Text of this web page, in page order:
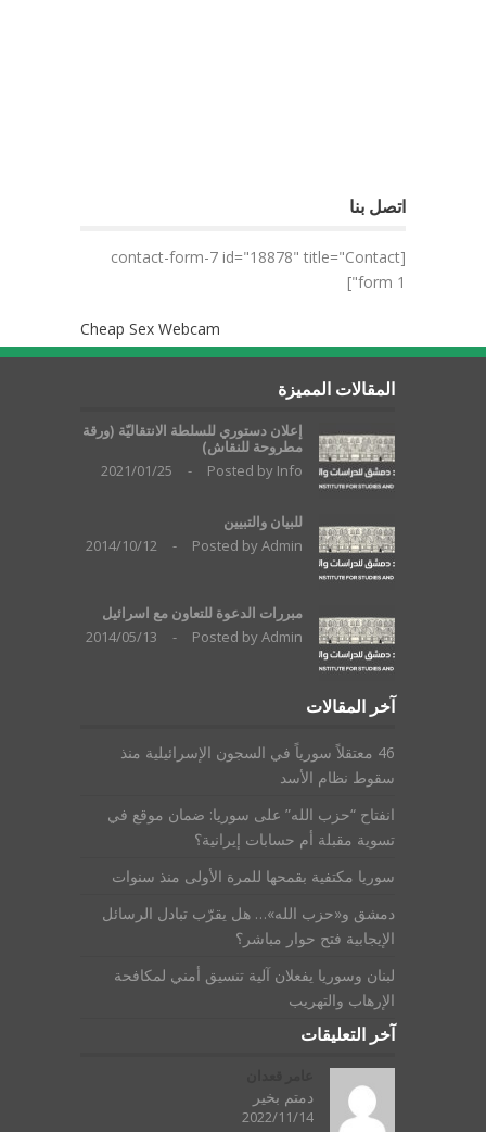
اتصل بنا
[contact-form-7 id="18878" title="Contact
form 1"]
Cheap Sex Webcam
المقالات المميزة
إعلان دستوري للسلطة الانتقاليّة (ورقة
مطروحة للنقاش)
Posted by Info
-
2021/01/25
للبيان والتبيين
Posted byAdmin
-
2014/10/12
مبررات الدعوة للتعاون مع اسرائيل
Posted byAdmin
-
2014/05/13
آخر المقالات
46 معتقلاً سورياً في السجون الإسرائيلية منذ
سقوط نظام الأسد
انفتاح “حزب الله” على سوريا: ضمان موقع في
تسوية مقبلة أم حسابات إيرانية؟
سوريا مكتفية بقمحها للمرة الأولى منذ سنوات
دمشق و«حزب الله»… هل يقرّب تبادل الرسائل
الإيجابية فتح حوار مباشر؟
لبنان وسوريا يفعلان آلية تنسيق أمني لمكافحة
الإرهاب والتهريب
آخر التعليقات
دمتم بخير
2022/11/14